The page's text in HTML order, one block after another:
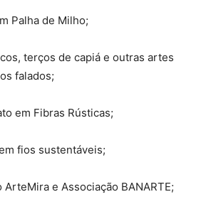
Palha de Milho;
terços de capiá e outras artes
falados;
em Fibras Rústicas;
fios sustentáveis;
e Associação BANARTE;